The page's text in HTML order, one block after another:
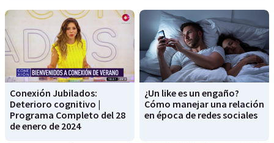
Conexión Jubilados:
Deterioro cognitivo |
Programa Completo del 28
de enero de 2024
¿Un like es un engaño?
Cómo manejar una relación
en época de redes sociales